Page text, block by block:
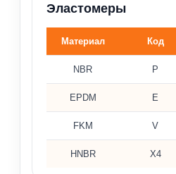
Эластомеры
Материал Код
NBR P
EPDM E
FKM V
HNBR X4